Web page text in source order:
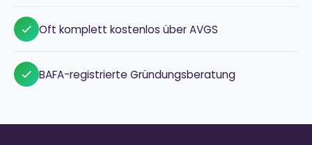
Oft komplett kostenlos über AVGS
BAFA-registrierte Gründungsberatung